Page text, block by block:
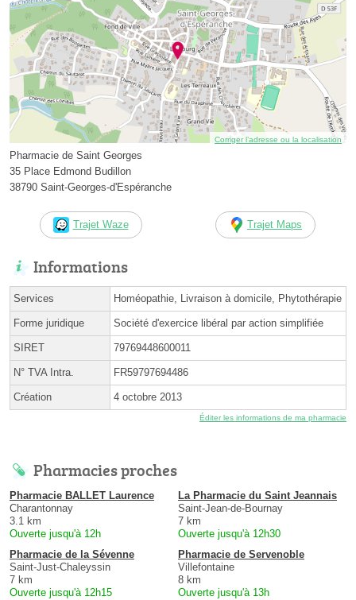
Corriger l’adresse ou la localisation
Pharmacie de Saint Georges
35 Place Edmond Budillon
38790 Saint-Georges-d'Espéranche
Trajet Waze Trajet Maps
Informations
Services Homéopathie, Livraison à domicile, Phytothérapie
Forme juridique Société d'exercice libéral par action simplifiée
SIRET 79769448600011
N° TVA Intra. FR59797694486
Création 4 octobre 2013
Éditer les informations de ma pharmacie
Pharmacies proches
Pharmacie BALLET Laurence
Charantonnay
3.1 km
Ouverte jusqu'à 12h
La Pharmacie du Saint Jeannais
Saint-Jean-de-Bournay
7 km
Ouverte jusqu'à 12h30
Pharmacie de la Sévenne
Saint-Just-Chaleyssin
7 km
Ouverte jusqu'à 12h15
Pharmacie de Servenoble
Villefontaine
8 km
Ouverte jusqu'à 13h